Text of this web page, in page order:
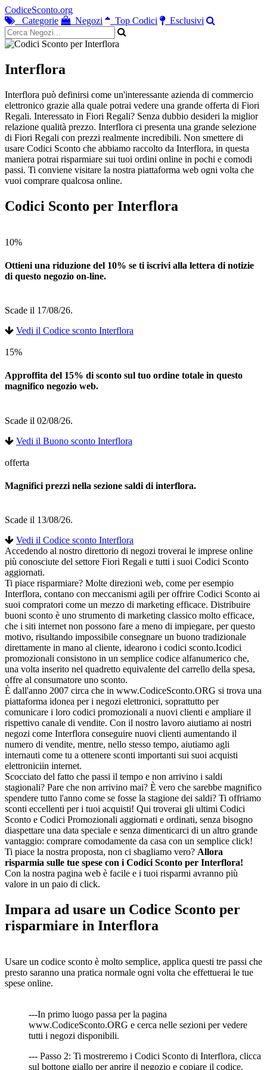
CodiceSconto.org
Categorie
Negozi Top Codici Esclusivi
Interflora
Interflora può definirsi come un'interessante azienda di commercio
elettronico grazie alla quale potrai vedere una grande offerta di Fiori
Regali. Interessato in Fiori Regali? Senza dubbio desideri la miglior
relazione qualità prezzo. Interflora ci presenta una grande selezione
di Fiori Regali con prezzi realmente incredibili. Non smettere di
usare Codici Sconto che abbiamo raccolto da Interflora, in questa
maniera potrai risparmiare sui tuoi ordini online in pochi e comodi
passi. Ti conviene visitare la nostra piattaforma web ogni volta che
vuoi comprare qualcosa online.
Codici Sconto per Interflora
10%
Ottieni una riduzione del 10% se ti iscrivi alla lettera di notizie
di questo negozio on-line.
Scade il 17/08/26.
Vedi il Codice sconto Interflora
15%
Approffita del 15% di sconto sul tuo ordine totale in questo
magnifico negozio web.
Scade il 02/08/26.
Vedi il Buono sconto Interflora
offerta
Magnifici prezzi nella sezione saldi di interflora.
Scade il 13/08/26.
Vedi il Codice sconto Interflora
Accedendo al nostro direttorio di negozi troverai le imprese online
più conosciute del settore Fiori Regali e tutti i suoi Codici Sconto
aggiornati.
Ti piace risparmiare? Molte direzioni web, come per esempio
Interflora, contano con meccanismi agili per offrire Codici Sconto ai
suoi compratori come un mezzo di marketing efficace. Distribuire
buoni sconto è uno strumento di marketing classico molto efficace,
che i siti internet non possono fare a meno di impiegare, per questo
motivo, risultando impossibile consegnare un buono tradizionale
direttamente in mano al cliente, idearono i codici sconto.Icodici
promozionali consistono in un semplice codice alfanumerico che,
una volta inserito nel quadretto equivalente del carrello della spesa,
offre al consumatore uno sconto.
È dall'anno 2007 circa che in www.CodiceSconto.ORG si trova una
piattaforma idonea per i negozi elettronici, soprattutto per
comunicare i loro codici promozionali a nuovi clienti e ampliare il
rispettivo canale di vendite. Con il nostro lavoro aiutiamo ai nostri
negozi come Interflora conseguire nuovi clienti aumentando il
numero di vendite, mentre, nello stesso tempo, aiutiamo agli
internauti come tu a ottenere sconti importanti sui suoi acquisti
elettroniciin internet.
Scocciato del fatto che passi il tempo e non arrivino i saldi
stagionali? Pare che non arrivino mai? È vero che sarebbe magnifico
spendere tutto l'anno come se fosse la stagione dei saldi? Ti offriamo
sconti eccellenti per i tuoi acquisti! Qui troverai gli ultimi Codici
Sconto e Codici Promozionali aggiornati e ordinati, senza bisogno
diaspettare una data speciale e senza dimenticarci di un altro grande
vantaggio: comprare comodamente da casa con un semplice click!
Ti piace la nostra proposta, non ci sbagliamo vero? Allora
risparmia sulle tue spese con i Codici Sconto per Interflora!
Con la nostra pagina web è facile e i tuoi risparmi avranno più
valore in un paio di click.
Impara ad usare un Codice Sconto per
risparmiare in Interflora
Usare un codice sconto è molto semplice, applica questi tre passi che
presto saranno una pratica normale ogni volta che effettuerai le tue
spese online.
---In primo luogo passa per la pagina
www.CodiceSconto.ORG e cerca nelle sezioni per vedere
tutti i negozi disponibili.
--- Passo 2: Ti mostreremo i Codici Sconto di Interflora, clicca
sul bottone giallo per aprire il negozio e copiare il codice.